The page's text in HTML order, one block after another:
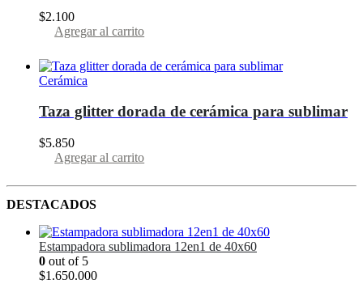
página
del
$2.100
Agregar al carrito
Cerámica
Taza glitter dorada de cerámica para sublimar
$5.850
Agregar al carrito
DESTACADOS
Estampadora sublimadora 12en1 de 40x60
0 out of 5
$1.650.000